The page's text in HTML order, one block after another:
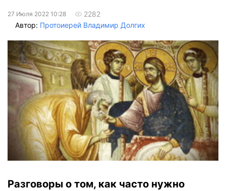
27 Июля 2022 10:28
2282
Автор: Протоиерей Владимир Долгих
Разговоры о том, как часто нужно